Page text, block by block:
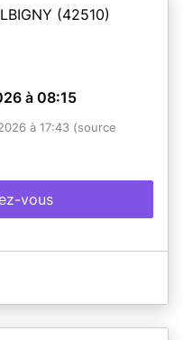
(42510)
à 08:15
à 17:43 (source
vous